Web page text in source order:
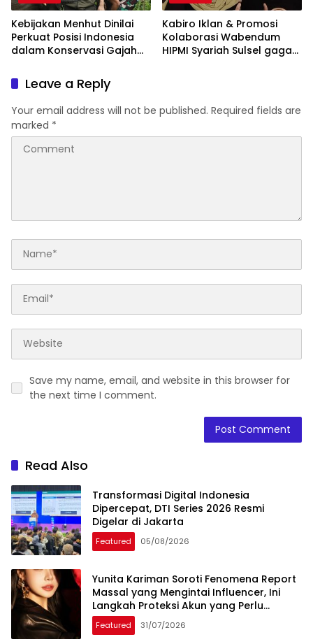
Kebijakan Menhut Dinilai
Perkuat Posisi Indonesia
dalam Konservasi Gajah
Kabiro Iklan & Promosi
Kolaborasi Wabendum
HIPMI Syariah Sulsel gagas
Leave a Reply
Your email address will not be published. Required fields are
marked *
Save my name, email, and website in this browser for
the next time I comment.
Read Also
Transformasi Digital Indonesia
Dipercepat, DTI Series 2026 Resmi
Digelar di Jakarta
Featured 05/08/2026
Yunita Kariman Soroti Fenomena Report
Massal yang Mengintai Influencer, Ini
Langkah Proteksi Akun yang Perlu
Diketahui
Featured 31/07/2026